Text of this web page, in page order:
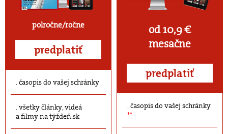
polročne/ročne
predplatiť
časopis do vašej schránky
všetky články, videá
a filmy na týždeň.sk
od 10,9 €
mesačne
predplatiť
časopis do vašej schránky
**